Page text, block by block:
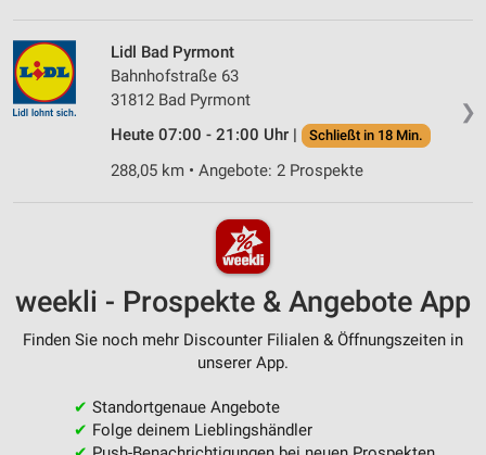
❯
Lidl Bad Pyrmont
Bahnhofstraße 63
31812 Bad Pyrmont
Heute 07:00 - 21:00 Uhr |
Schließt in 18 Min.
288,05 km • Angebote: 2 Prospekte
weekli - Prospekte & Angebote App
Finden Sie noch mehr Discounter Filialen & Öffnungszeiten in
unserer App.
✔ Standortgenaue Angebote
✔ Folge deinem Lieblingshändler